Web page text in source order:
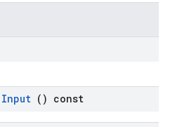
Input () const